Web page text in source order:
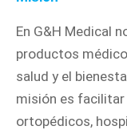
En G&H Medical
productos
salud y el
misión es facilitar
ortopédicos,